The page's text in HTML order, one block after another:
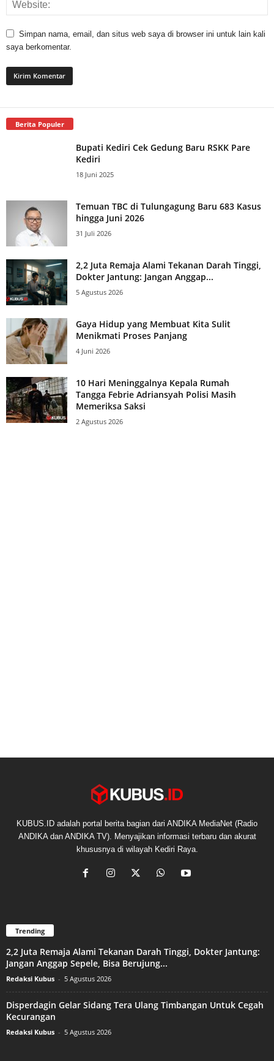
Simpan nama, email, dan situs web saya di browser ini untuk lain kali
saya berkomentar.
Berita Populer
Bupati Kediri Cek Gedung Baru RSKK Pare
Kediri
18 Juni 2025
Temuan TBC di Tulungagung Baru 683 Kasus
hingga Juni 2026
31 Juli 2026
2,2 Juta Remaja Alami Tekanan Darah Tinggi,
Dokter Jantung: Jangan Anggap...
5 Agustus 2026
Gaya Hidup yang Membuat Kita Sulit
Menikmati Proses Panjang
4 Juni 2026
10 Hari Meninggalnya Kepala Rumah
Tangga Febrie Adriansyah Polisi Masih
Memeriksa Saksi
2 Agustus 2026
KUBUS.ID adalah portal berita bagian dari ANDIKA MediaNet (Radio
ANDIKA dan ANDIKA TV). Menyajikan informasi terbaru dan akurat
khususnya di wilayah Kediri Raya.
Trending
2,2 Juta Remaja Alami Tekanan Darah Tinggi, Dokter Jantung:
Jangan Anggap Sepele, Bisa Berujung...
Redaksi Kubus - 5 Agustus 2026
Disperdagin Gelar Sidang Tera Ulang Timbangan Untuk Cegah
Kecurangan
Redaksi Kubus - 5 Agustus 2026